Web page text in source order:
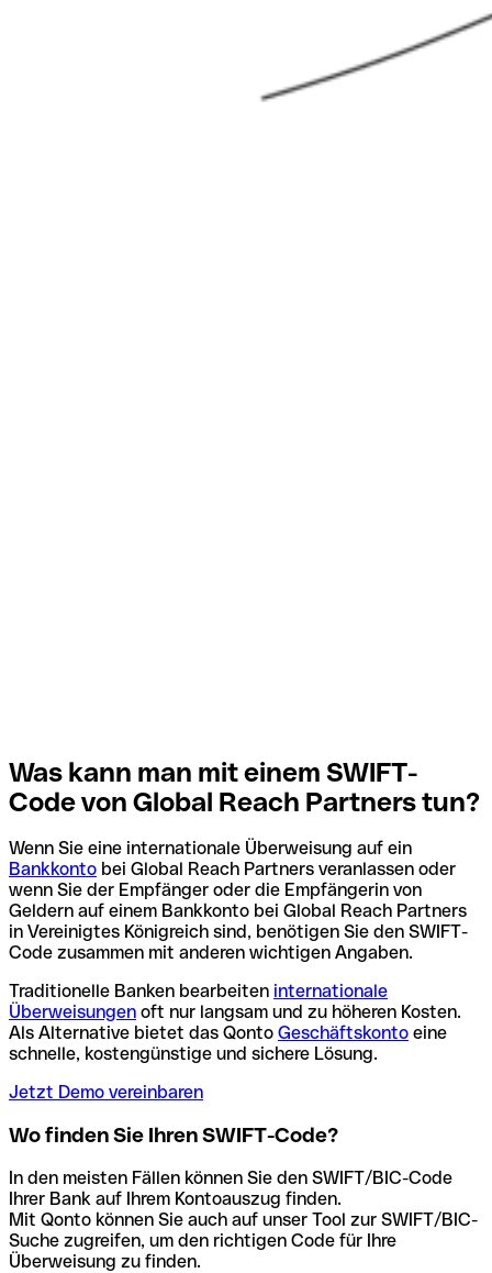
Was kann man mit einem SWIFT-
Code von Global Reach Partners tun?
Wenn Sie eine internationale Überweisung auf ein
Bankkonto bei Global Reach Partners veranlassen oder
wenn Sie der Empfänger oder die Empfängerin von
Geldern auf einem Bankkonto bei Global Reach Partners
in Vereinigtes Königreich sind, benötigen Sie den SWIFT-
Code zusammen mit anderen wichtigen Angaben.
Traditionelle Banken bearbeiten internationale
Überweisungen oft nur langsam und zu höheren Kosten.
Als Alternative bietet das Qonto Geschäftskonto eine
schnelle, kostengünstige und sichere Lösung.
Jetzt Demo vereinbaren
Wo finden Sie Ihren SWIFT-Code?
In den meisten Fällen können Sie den SWIFT/BIC-Code
Ihrer Bank auf Ihrem Kontoauszug finden.
Mit Qonto können Sie auch auf unser Tool zur SWIFT/BIC-
Suche zugreifen, um den richtigen Code für Ihre
Überweisung zu finden.